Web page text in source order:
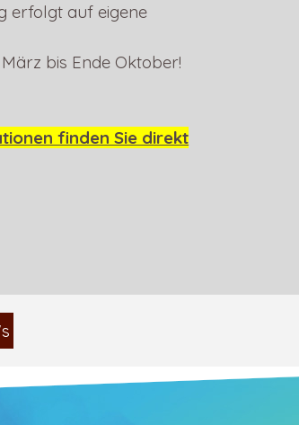
erfolgt auf eigene
bis Ende Oktober!
finden Sie direkt